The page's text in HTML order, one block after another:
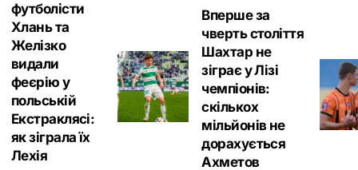
футболісти
Хлань та
Желізко
видали
феєрію у
польській
Екстраклясі:
як зіграла їх
Лехія
Вперше за
чверть століття
Шахтар не
зіграє у Лізі
чемпіонів:
скількох
мільйонів не
дорахується
Ахметов